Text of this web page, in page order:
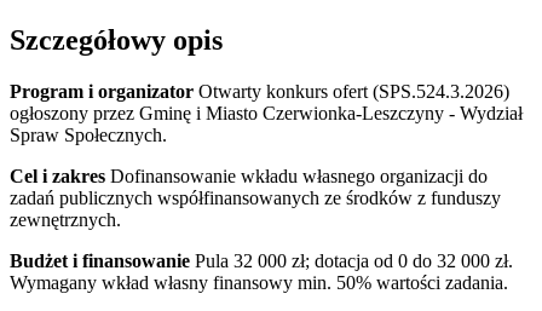
Szczegółowy opis
Program i organizator Otwarty konkurs ofert (SPS.524.3.2026)
ogłoszony przez Gminę i Miasto Czerwionka-Leszczyny - Wydział
Spraw Społecznych.
Cel i zakres Dofinansowanie wkładu własnego organizacji do
zadań publicznych współfinansowanych ze środków z funduszy
zewnętrznych.
Budżet i finansowanie Pula 32 000 zł; dotacja od 0 do 32 000 zł.
Wymagany wkład własny finansowy min. 50% wartości zadania.